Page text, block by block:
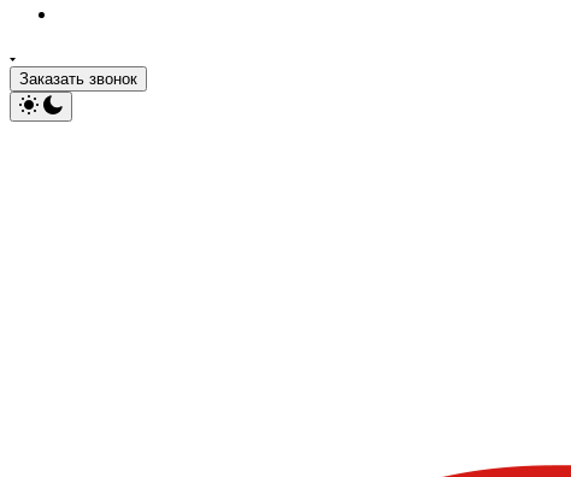
Заказать звонок